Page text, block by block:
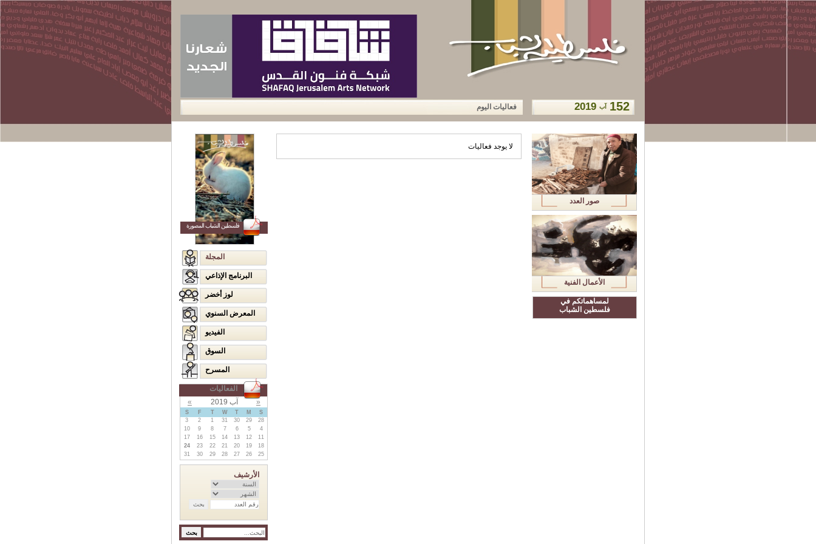
من نحن آخر أخبارنا أعلن معنا
فعاليات اليوم 152 آب 2019
فلسطين الشباب المصورة
المجلة
البرنامج الإذاعي
لوز أخضر
المعرض السنوي
الفيديو
السوق
المسرح
الفعاليات
«
آب 2019 »
S
M
T
W
T
F
S
28
29
30
31
1
2
3
4
5
6
7
8
9
10
11
12
13
14
15
16
17
18
19
20
21
22
23
24
25
26
27
28
29
30
31
الأرشيف
لا يوجد فعاليات
صور العدد
الأعمال الفنية
لمساهماتكم في
فلسطين الشباب